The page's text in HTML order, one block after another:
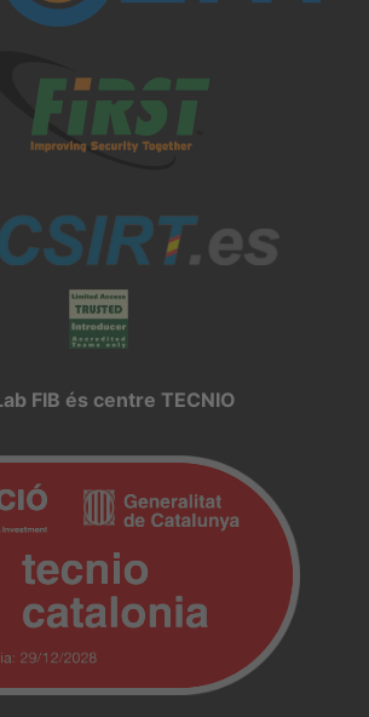
FIB és centre TECNIO